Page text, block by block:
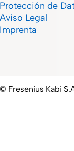
Protección de
Aviso Legal
Imprenta
© Fresenius Kabi